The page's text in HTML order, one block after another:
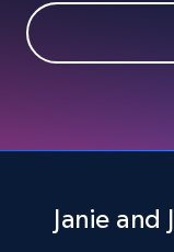
and more.
and country
Account id,
Janie and